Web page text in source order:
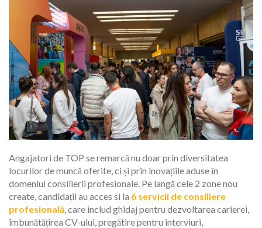
Angajatori de TOP se remarcă nu doar prin diversitatea
locurilor de muncă oferite, ci și prin inovațiile aduse în
domeniul consilierii profesionale. Pe langă cele 2 zone nou
create, candidații au acces si la 6 servicii de consiliere
profesională, care includ ghidaj pentru dezvoltarea carierei,
îmbunătățirea CV-ului, pregătire pentru interviuri,